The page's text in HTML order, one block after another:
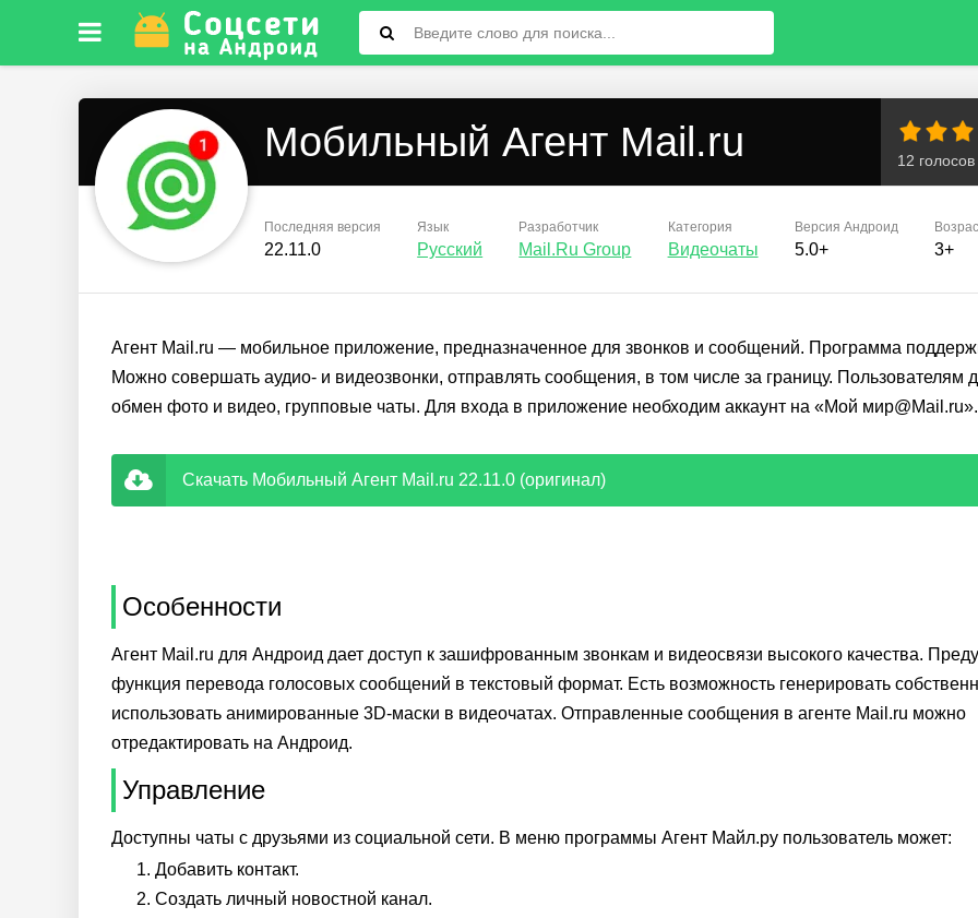
Мобильный Агент Mail.ru 12 голосов
Последняя версия
22.11.0
Язык
Русский
Разработчик
Mail.Ru Group
Категория
Видеочаты
Версия Андроид
5.0+ 3+
Агент Mail.ru — мобильное приложение, предназначенное для звонков и сообщений. Программа
Можно совершать аудио- и видеозвонки, отправлять сообщения, в том числе за границу. Пользователям
обмен фото и видео, групповые чаты. Для входа в приложение необходим аккаунт на «Мой мир@Mail.ru».
Скачать Мобильный Агент Mail.ru 22.11.0 (оригинал)
Особенности
Агент Mail.ru для Андроид дает доступ к зашифрованным звонкам и видеосвязи высокого качества.
функция перевода голосовых сообщений в текстовый формат. Есть возможность генерировать
использовать анимированные 3D-маски в видеочатах. Отправленные сообщения в агенте Mail.ru можно
отредактировать на Андроид.
Управление
Доступны чаты с друзьями из социальной сети. В меню программы Агент Майл.ру пользователь может:
Добавить контакт.
Создать личный новостной канал.